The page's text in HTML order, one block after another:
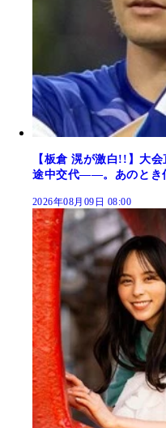
【板倉 滉が激白!!】大
途中交代――。あのとき
2026年08月09日 08:00